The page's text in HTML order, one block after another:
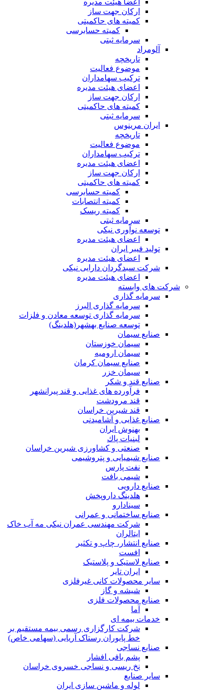
اعضا هیئت مدیره
ارکان جهت ساز
کمیته های حاکمیتی
کمیته حسابرسی
سرمایه ثبتی
آلومراد
تاریخچه
موضوع فعالیت
ترکیب سهامداران
اعضای هیئت مدیره
ارکان جهت ساز
کمیته های حاکمیتی
سرمایه ثبتی
ایران مرینوس
تاریخچه
موضوع فعالیت
ترکیب سهامداران
اعضای هیئت مدیره
ارکان جهت ساز
کمیته های حاکمیتی
کمیته حسابرسی
کمیته انتصابات
کمیته ریسک
سرمایه ثبتی
توسعه نوآوری نیکی
اعضای هیئت مدیره
تولید فیبر ایران
اعضای هیئت مدیره
شرکت سبدگردان دارایی نیکی
اعضای هیئت مدیره
شرکت های وابسته
سرمایه گذاری
سرمایه گذاری البرز
سرمایه گذاری توسعه معادن و فلزات
توسعه‌ صنایع‌ بهشهر(هلدینگ)
صنایع سیمان
سیمان خوزستان
سیمان ارومیه
صنایع سیمان کرمان
سیمان خزر
صنایع قند و شکر
فرآورده های غذایی و قند پیرانشهر
قند مرودشت
قند شیرین خراسان
صنایع غذايی و آشاميدنی
بهنوش ایران
لبنيات پاك
صنعتی و کشاورزی شیرین خراسان
صنایع شیمیایی و پتروشیمی
نفت پارس
شیمی بافت
صنایع دارویی
هلدینگ داروپخش
سینادارو
صنایع ساختمانی و عمرانی
شرکت مهندسی عمران نیکی مه آب خاک
ایتالران
صنایع انتشار، چاپ و تکثير
افست
صنایع لاستیک و پلاستیک
ایران تایر
ساير محصولات كانی غيرفلزی
شیشه و گاز
صنایع محصولات فلزی
آما
خدمات بیمه ای
شرکت کارگزاری رسمی بیمه مستقیم بر
خط پایوران رستاک آریایی (سهامی خاص)
صنایع نساجی
پشم بافی افشار
نخ ریسی و نساجی خسروی خراسان
سایر صنایع
لوله و ماشین سازی ایران